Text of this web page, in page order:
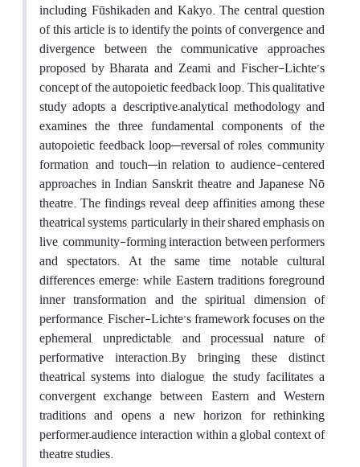
including Fūshikaden and Kakyo. The central question
of this article is to identify the points of convergence and
divergence between the communicative approaches
proposed by Bharata and Zeami, and Fischer-Lichte’s
concept of the autopoietic feedback loop. This qualitative
study adopts a descriptive–analytical methodology and
examines the three fundamental components of the
autopoietic feedback loop—reversal of roles, community
formation, and touch—in relation to audience-centered
approaches in Indian Sanskrit theatre and Japanese Nō
theatre. The findings reveal deep affinities among these
theatrical systems, particularly in their shared emphasis on
live, community-forming interaction between performers
and spectators. At the same time, notable cultural
differences emerge: while Eastern traditions foreground
inner transformation and the spiritual dimension of
performance, Fischer-Lichte’s framework focuses on the
ephemeral, unpredictable, and processual nature of
performative interaction.By bringing these distinct
theatrical systems into dialogue, the study facilitates a
convergent exchange between Eastern and Western
traditions and opens a new horizon for rethinking
performer–audience interaction within a global context of
theatre studies.